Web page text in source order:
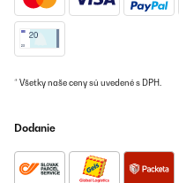
* Všetky naše ceny sú uvedené s DPH.
Dodanie